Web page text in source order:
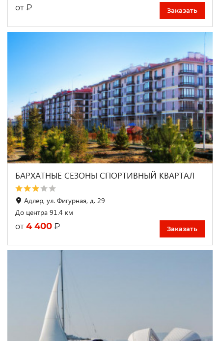
от ₽ Заказать
БАРХАТНЫЕ СЕЗОНЫ СПОРТИВНЫЙ КВАРТАЛ
Адлер, ул. Фигурная, д. 29
До центра 91.4 км
от 4 400 ₽ Заказать